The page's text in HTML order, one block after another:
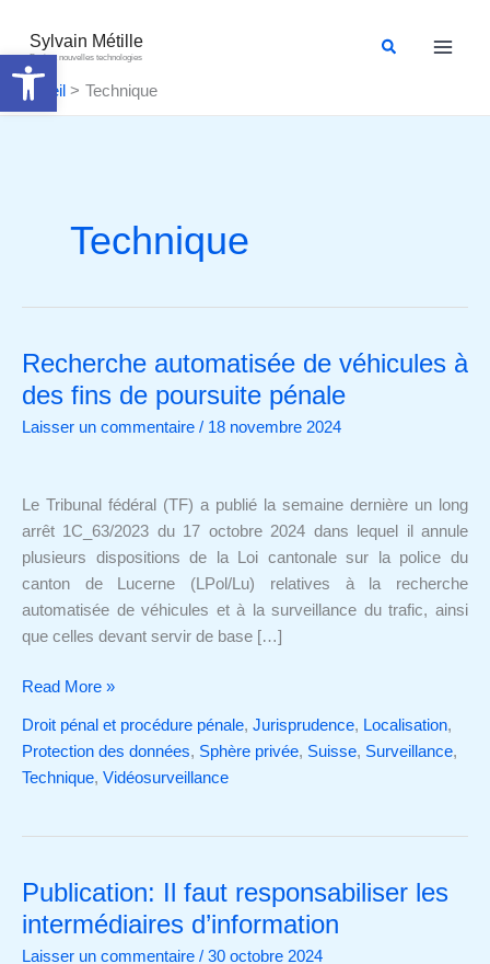
Ouvrir la barre d’outils
contenu
Sylvain Métille
Droit et nouvelles technologies
Rechercher
Accueil Technique
Technique
Recherche automatisée de véhicules à
des fins de poursuite pénale
Laisser un commentaire / 18 novembre 2024
Le Tribunal fédéral (TF) a publié la semaine dernière un long
arrêt 1C_63/2023 du 17 octobre 2024 dans lequel il annule
plusieurs dispositions de la Loi cantonale sur la police du
canton de Lucerne (LPol/Lu) relatives à la recherche
automatisée de véhicules et à la surveillance du trafic, ainsi
que celles devant servir de base […]
Recherche
automatisée
véhicules
poursuite
Read More »
Droit pénal et procédure pénale, Jurisprudence, Localisation,
Protection des données, Sphère privée, Suisse, Surveillance,
Technique, Vidéosurveillance
Publication: Il faut responsabiliser les
intermédiaires d’information
Laisser un commentaire / 30 octobre 2024
Publication:
Il